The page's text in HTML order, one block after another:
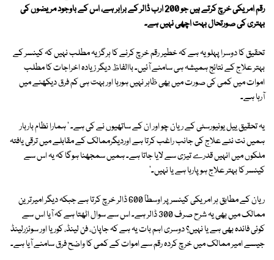
رقم امریکی خرچ کرتے ہیں جو 200 ارب ڈالر کے برابر ہے، اس کے باوجود مریضوں کی
بہتری کی صورتحال بہت اچھی نہیں ہے۔
تحقیق کا دوسرا پہلو یہ ہے کہ خطیر رقم خرچ کرنے کا ہرگز یہ مطلب نہیں کہ کینسر کے
بہتر علاج کے نتائج ہمیشہ ہی سامنے آئیں۔ باالفاظ دیگر زیادہ اخراجات کا مطلب
اموات میں کمی کی صورت میں بھی ظاہر نہیں ہورہا اور بہت ہی کم فرق دیکھنے میں
آرہا ہے۔
یہ تحقیق ییل یونیورسٹی کے ریان چو اور ان کے ساتھیوں نے کی ہے۔ ' ہمارا نظام باربار
ہمیں نت نئے علاج کی جانب راغب کرتا ہے اوردیگرممالک کے مقابلے میں ترقی یافتہ
ملکوں میں انہیں قدرے تیزی سے لایا جاتا ہے۔ ہمیں سمجھنا ہوگا کہ یہ اس سے
کینسر کا بہتر علاج ہوپارہا ہے یا نہیں۔'
ریان کے مطابق ہر امریکی کینسر پر اوسطاً 600 ڈالر خرچ کرتا ہے جبکہ دیگر امیرترین
ممالک میں بھی یہ شرح صرف 300 ڈالر ہے۔ اس سے سوال اٹھتا ہے کہ آیا اس سے
کوئی فائدہ بھی ہے یا نہیں؟ دوسری اہم بات یہ ہے کہ جاپان، فن لینڈ، کوریا اور سوئزرلینڈ
جیسے امیر ممالک میں خرچ کردہ رقم سے اموات کے کمی کا واضح فرق سامنے آیا ہے۔